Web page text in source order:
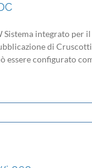
Sistema integrato per
di
configurato